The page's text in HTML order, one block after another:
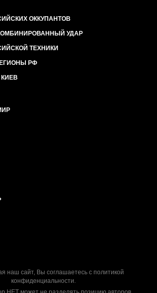
ОККУПАНТОВ
УДАР
ТЕХНИКИ
РФ
КИЕВ
наш сайт, Вы соглашаетесь с политикой
конфиденциальности.